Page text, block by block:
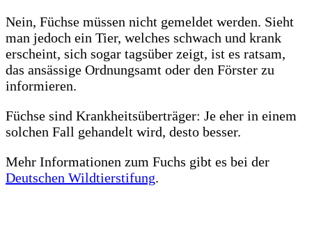
Nein, Füchse müssen nicht gemeldet werden. Sieht
man jedoch ein Tier, welches schwach und krank
erscheint, sich sogar tagsüber zeigt, ist es ratsam,
das ansässige Ordnungsamt oder den Förster zu
informieren.
Füchse sind Krankheitsüberträger: Je eher in einem
solchen Fall gehandelt wird, desto besser.
Mehr Informationen zum Fuchs gibt es bei der
Deutschen Wildtierstifung.